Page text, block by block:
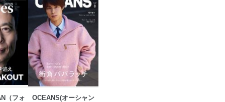
セス・利用・提供・管理
（フォ
OCEANS(オーシャン